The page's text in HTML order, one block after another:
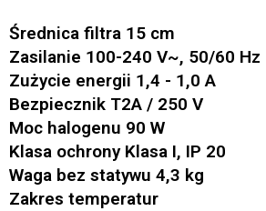
Średnica filtra 15 cm
Zasilanie 100-240 V~, 50/60 Hz
Zużycie energii 1,4 - 1,0 A
Bezpiecznik T2A / 250 V
Moc halogenu 90 W
Klasa ochrony Klasa I, IP 20
Waga bez statywu 4,3 kg
Zakres temperatur